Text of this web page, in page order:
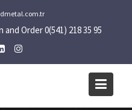
Order 0(541) 218 35 95